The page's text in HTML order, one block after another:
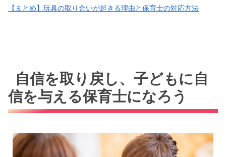
【まとめ】玩具の取り合いが起きる理由と保育士の対応方法
自信を取り戻し、子どもに自
信を与える保育士になろう